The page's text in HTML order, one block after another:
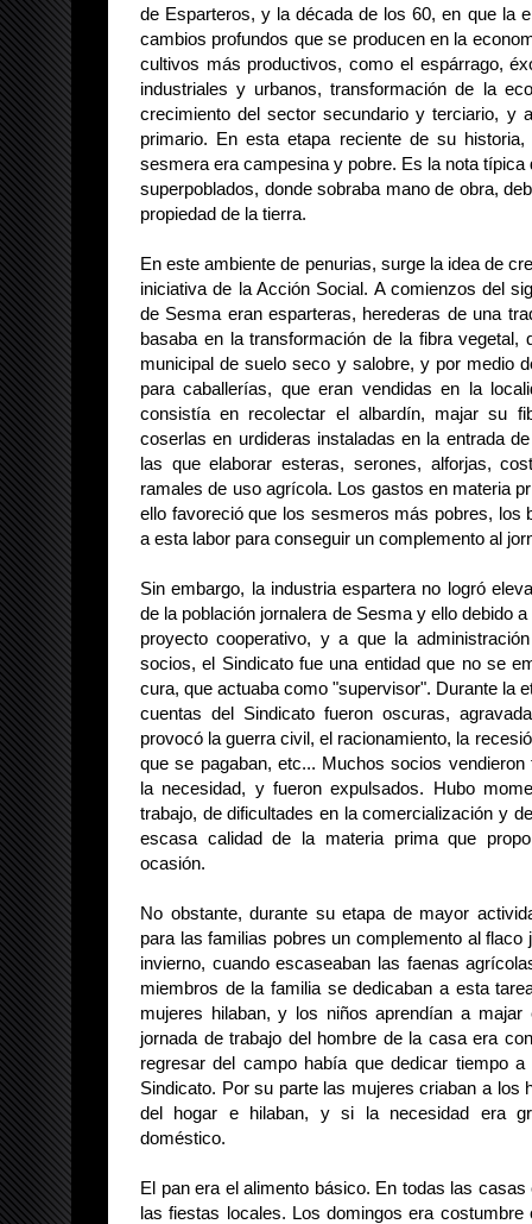
de Esparteros, y la década de los 60, en que la
cambios profundos que se producen en la
cultivos más productivos, como el espárrago,
industriales y urbanos, transformación de la
crecimiento del sector secundario y terciario, y
primario. En esta etapa reciente de su
sesmera era campesina y pobre. Es la nota típica
superpoblados, donde sobraba mano de obra,
propiedad de la tierra.
En este ambiente de penurias, surge la idea de
iniciativa de la Acción Social. A comienzos del
de Sesma eran esparteras, herederas de una
basaba en la transformación de la fibra
municipal de suelo seco y salobre, y por medio
para caballerías, que eran vendidas en la
consistía en recolectar el albardín, majar su
coserlas en urdideras instaladas en la entrada
las que elaborar esteras, serones, alforjas,
ramales de uso agrícola. Los gastos en materia
ello favoreció que los sesmeros más pobres, los
a esta labor para conseguir un complemento al
Sin embargo, la industria espartera no logró
de la población jornalera de Sesma y ello debido
proyecto cooperativo, y a que la
socios, el Sindicato fue una entidad que no se
cura, que actuaba como "supervisor". Durante la
cuentas del Sindicato fueron oscuras,
provocó la guerra civil, el racionamiento, la
que se pagaban, etc... Muchos socios
la necesidad, y fueron expulsados. Hubo
trabajo, de dificultades en la comercialización y
escasa calidad de la materia prima que
ocasión.
No obstante, durante su etapa de mayor
para las familias pobres un complemento al
invierno, cuando escaseaban las faenas
miembros de la familia se dedicaban a esta
mujeres hilaban, y los niños aprendían a
jornada de trabajo del hombre de la casa era
regresar del campo había que dedicar tiempo
Sindicato. Por su parte las mujeres criaban a los
del hogar e hilaban, y si la necesidad era
doméstico.
El pan era el alimento básico. En todas las
las fiestas locales. Los domingos era